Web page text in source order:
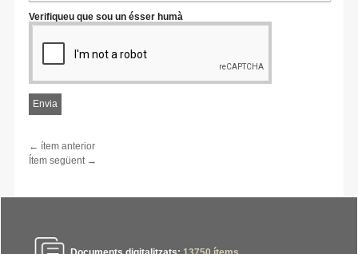
Verifiqueu que sou un ésser humà
← ítem anterior
Ítem següent →